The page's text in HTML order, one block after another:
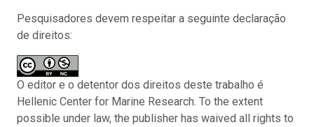
Pesquisadores devem respeitar a seguinte declaração
de direitos:
O editor e o detentor dos direitos deste trabalho é
Hellenic Center for Marine Research. To the extent
possible under law, the publisher has waived all rights to